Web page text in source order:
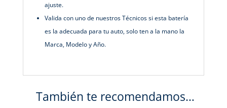
ajuste.
Valida con uno de nuestros Técnicos si esta batería
es la adecuada para tu auto, solo ten a la mano la
Marca, Modelo y Año.
También te recomendamos…